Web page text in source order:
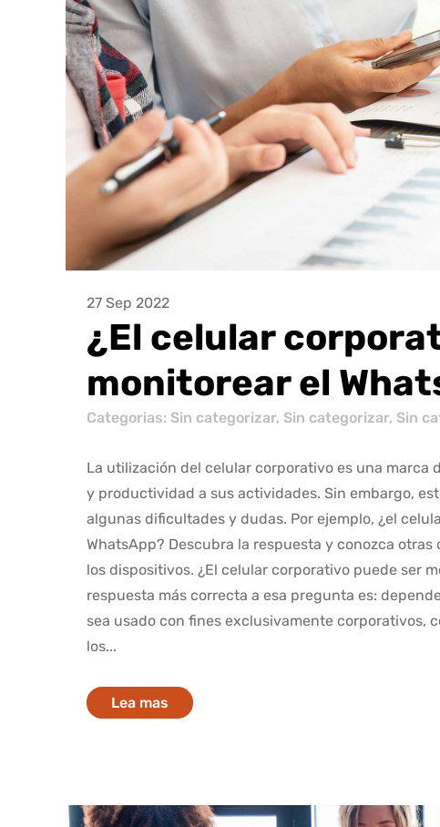
27 Sep 2022
¿El celular
monitorear el
Categorias: Sin categorizar, Sin categorizar, Sin
La utilización del celular corporativo es una marca
y productividad a sus actividades. Sin embargo,
algunas dificultades y dudas. Por ejemplo, ¿el
WhatsApp? Descubra la respuesta y conozca
los dispositivos. ¿El celular corporativo puede ser
respuesta más correcta a esa pregunta es:
sea usado con fines exclusivamente corporativos,
los...
Lea mas